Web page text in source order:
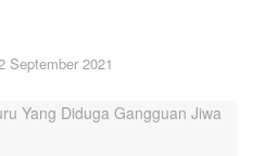
September 2021